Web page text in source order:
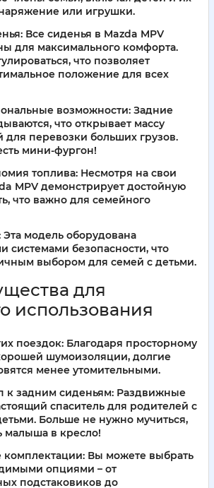
или игрушки.
Все сиденья в Mazda MPV
для максимального комфорта.
что позволяет
положение для всех
возможности: Задние
что открывает массу
для перевозки больших грузов.
мини-фургон!
топлива: Несмотря на свои
MPV демонстрирует достойную
что важно для семейного
Эта модель оборудована
системами безопасности, что
выбором для семей с детьми.
для
использования
поездок: Благодаря просторному
шумоизоляции, долгие
менее утомительными.
к задним сиденьям: Раздвижные
спаситель для родителей с
Больше не нужно мучиться,
малыша в кресло!
комплектации: Вы можете выбрать
опциями – от
подстаковиков до